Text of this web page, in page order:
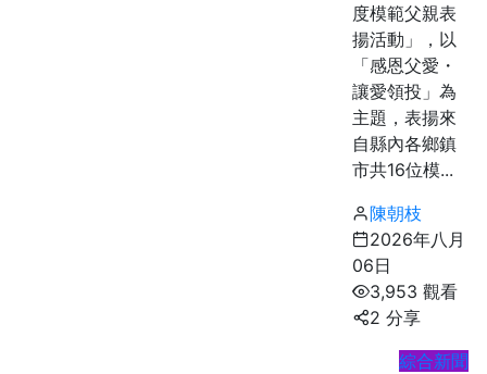
度模範父親表
揚活動」，以
「感恩父愛・
讓愛領投」為
主題，表揚來
自縣內各鄉鎮
市共16位模...
陳朝枝
2026年八月
06日
3,953 觀看
2 分享
綜合新聞